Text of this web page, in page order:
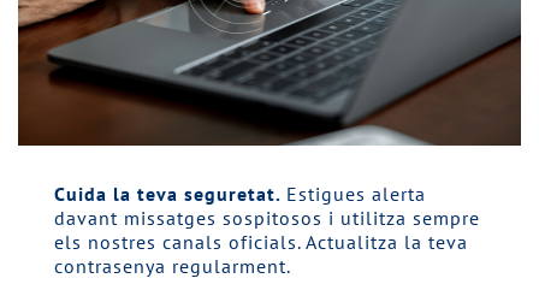
Cuida la teva seguretat. Estigues alerta
davant missatges sospitosos i utilitza sempre
els nostres canals oficials. Actualitza la teva
contrasenya regularment.